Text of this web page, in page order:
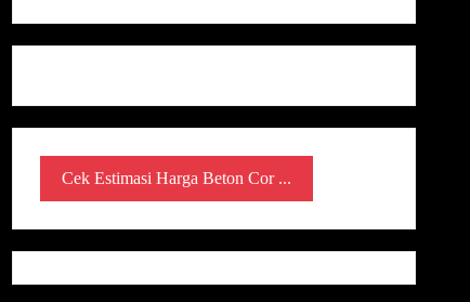
Cek Estimasi Harga Beton Cor ...